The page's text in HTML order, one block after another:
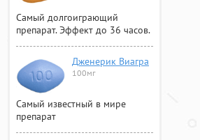
Самый долгоиграющий
препарат. Эффект до 36 часов.
Дженерик Виагра
100мг
Самый известный в мире
препарат